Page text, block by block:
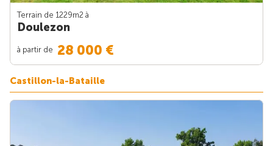
Terrain de 1229m2 à
Doulezon
à partir de 28 000 €
Castillon-la-Bataille